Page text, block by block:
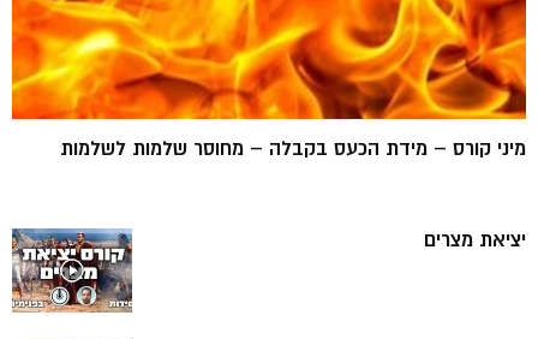
מיני קורס – מידת הכעס בקבלה – מחוסר שלמות לשלמות
יציאת מצרים